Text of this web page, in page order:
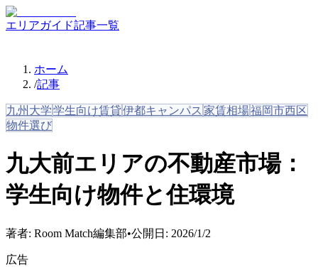
エリアガイド記事一覧
ホーム
/記事
九州大学学生向け賃貸伊都キャンパス 家賃相場福岡市西区
物件選び
九大前エリアの不動産市場：
学生向け物件と住環境
著者: Room Match編集部•公開日: 2026/1/2
広告